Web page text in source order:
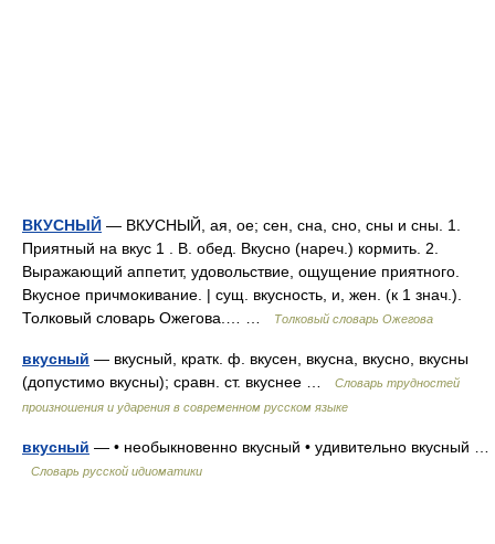
ВКУСНЫЙ — ВКУСНЫЙ, ая, ое; сен, сна, сно, сны и сны. 1.
Приятный на вкус 1 . В. обед. Вкусно (нареч.) кормить. 2.
Выражающий аппетит, удовольствие, ощущение приятного.
Вкусное причмокивание. | сущ. вкусность, и, жен. (к 1 знач.).
Толковый словарь Ожегова.… …
Толковый словарь Ожегова
вкусный — вкусный, кратк. ф. вкусен, вкусна, вкусно, вкусны
(допустимо вкусны); сравн. ст. вкуснее …
Словарь трудностей
произношения и ударения в современном русском языке
вкусный — • необыкновенно вкусный • удивительно вкусный …
Словарь русской идиоматики